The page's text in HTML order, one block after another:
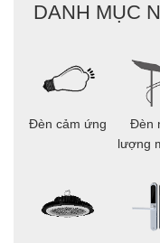
DANH MỤC
Đèn cảm ứng
Đèn
lượng